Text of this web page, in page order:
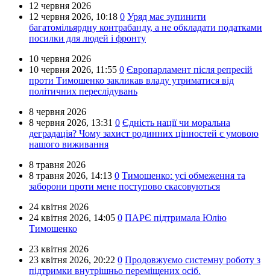
12 червня 2026
12 червня 2026, 10:18 0 Уряд має зупинити
багатомільярдну контрабанду, а не обкладати податками
посилки для людей і фронту
10 червня 2026
10 червня 2026, 11:55 0 Європарламент після репресій
проти Тимошенко закликав владу утриматися від
політичних переслідувань
8 червня 2026
8 червня 2026, 13:31 0 Єдність нації чи моральна
деградація? Чому захист родинних цінностей є умовою
нашого виживання
8 травня 2026
8 травня 2026, 14:13 0 Тимошенко: усі обмеження та
заборони проти мене поступово скасовуються
24 квітня 2026
24 квітня 2026, 14:05 0 ПАРЄ підтримала Юлію
Тимошенко
23 квітня 2026
23 квітня 2026, 20:22 0 Продовжуємо системну роботу з
підтримки внутрішньо переміщених осіб.